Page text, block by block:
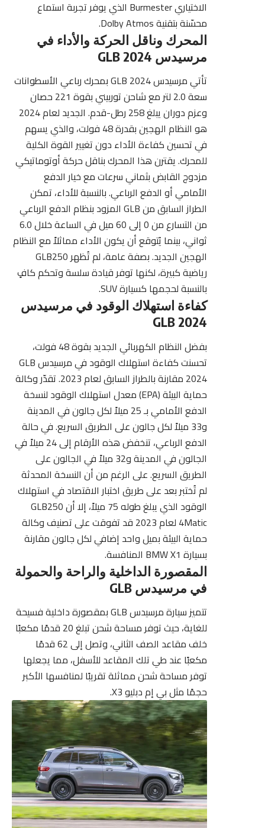
الاختياري Burmester الذي يوفر تجربة استماع
محسّنة بتقنية Dolby Atmos.
المحرك وناقل الحركة والأداء في
مرسيدس GLB 2024
تأتي مرسيدس GLB 2024 بمحرك رباعي الأسطوانات
سعة 2.0 لتر مع شاحن توربيني بقوة 221 حصان
وعزم دوران يبلغ 258 رطل-قدم. الجديد لعام 2024
هو النظام الهجين بقدرة 48 فولت، والذي يسهم
في تحسين كفاءة الأداء دون تغيير القوة الكلية
للمحرك. يقترن هذا المحرك بناقل حركة أوتوماتيكي
مزدوج القابض بثماني سرعات مع خيار الدفع
الأمامي أو الدفع الرباعي. بالنسبة للأداء، تمكن
الطراز السابق من GLB المزود بنظام الدفع الرباعي
من التسارع من 0 إلى 60 ميل في الساعة خلال 6.0
ثواني، بينما يُتوقع أن يكون الأداء مماثلاً مع النظام
الهجين الجديد. بصفة عامة، لم تُظهر GLB250
رياضية كبيرة، لكنها توفر قيادة سلسة وتحكم كافٍ
بالنسبة لحجمها كسيارة SUV.
كفاءة استهلاك الوقود في مرسيدس
GLB 2024
بفضل النظام الكهربائي الجديد بقوة 48 فولت،
تحسنت كفاءة استهلاك الوقود في مرسيدس GLB
2024 مقارنة بالطراز السابق لعام 2023. تقدّر
وكالة
حماية البيئة (EPA)
معدل استهلاك الوقود لنسخة
الدفع الأمامي بـ 25 ميلاً لكل جالون في المدينة
و33 ميلاً لكل جالون على الطريق السريع. في حالة
الدفع الرباعي، تنخفض هذه الأرقام إلى 24 ميلاً في
الجالون في المدينة و32 ميلاً في الجالون على
الطريق السريع. على الرغم من أن النسخة المحدثة
لم تُختبر بعد على طريق اختبار الاقتصاد في استهلاك
الوقود الذي يبلغ طوله 75 ميلاً، إلا أن GLB250
4Matic لعام 2023 قد تفوقت على تصنيف وكالة
حماية البيئة بميل واحد إضافي لكل جالون مقارنة
بسيارة BMW X1 المنافسة.
المقصورة الداخلية والراحة والحمولة
في مرسيدس GLB
تتميز سيارة مرسيدس GLB بمقصورة داخلية فسيحة
للغاية، حيث توفر مساحة شحن تبلغ 20 قدمًا مكعبًا
خلف مقاعد الصف الثاني، وتصل إلى 62 قدمًا
مكعبًا عند طي تلك المقاعد للأسفل، مما يجعلها
توفر مساحة شحن مماثلة تقريبًا لمنافسها الأكبر
حجمًا مثل بي إم دبليو X3.